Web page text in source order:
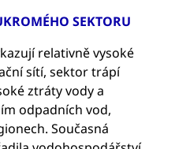
SEKTORU
relativně vysoké
sítí, sektor trápí
ztráty vody a
odpadních vod,
Současná